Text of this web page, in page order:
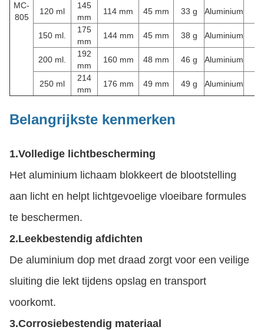
MC-
805
120 ml
145
mm
114 mm 45 mm 33 g Aluminium
150 ml.
175
mm
144 mm 45 mm 38 g Aluminium
200 ml.
192
mm
160 mm 48 mm 46 g Aluminium
250 ml
214
mm
176 mm 49 mm 49 g Aluminium
Belangrijkste kenmerken
1.Volledige lichtbescherming
Het aluminium lichaam blokkeert de blootstelling
aan licht en helpt lichtgevoelige vloeibare formules
te beschermen.
2.Leekbestendig afdichten
De aluminium dop met draad zorgt voor een veilige
sluiting die lekt tijdens opslag en transport
voorkomt.
3.Corrosiebestendig materiaal